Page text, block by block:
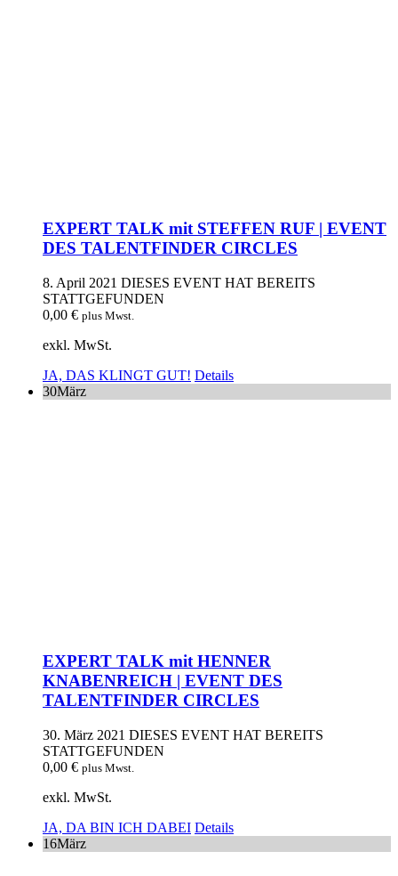
EXPERT TALK mit STEFFEN RUF | EVENT
DES TALENTFINDER CIRCLES
8. April 2021 DIESES EVENT HAT BEREITS
STATTGEFUNDEN
0,00 € plus Mwst.
exkl. MwSt.
JA, DAS KLINGT GUT! Details
30März
EXPERT TALK mit HENNER
KNABENREICH | EVENT DES
TALENTFINDER CIRCLES
30. März 2021 DIESES EVENT HAT BEREITS
STATTGEFUNDEN
0,00 € plus Mwst.
exkl. MwSt.
JA, DA BIN ICH DABEI Details
16März